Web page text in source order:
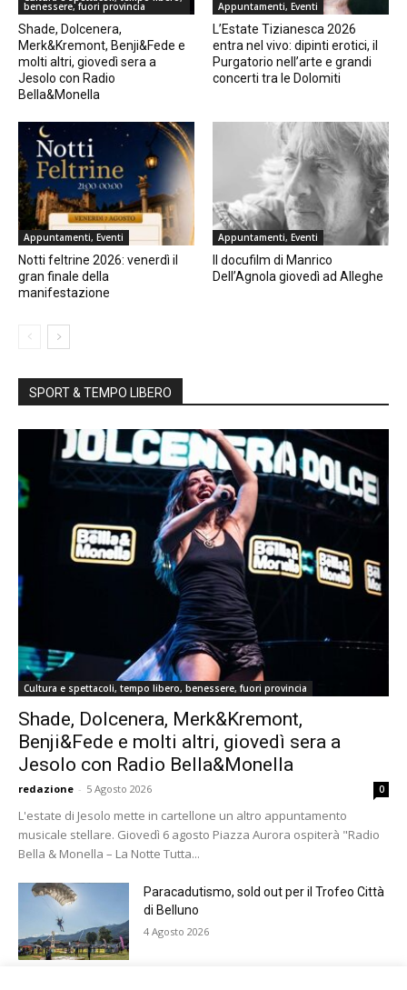
benessere, fuori provincia
Shade, Dolcenera,
Merk&Kremont, Benji&Fede e
molti altri, giovedì sera a
Jesolo con Radio
Bella&Monella
Appuntamenti, Eventi
L’Estate Tizianesca 2026
entra nel vivo: dipinti erotici, il
Purgatorio nell’arte e grandi
concerti tra le Dolomiti
Appuntamenti, Eventi
Notti feltrine 2026: venerdì il
gran finale della
manifestazione
Appuntamenti, Eventi
Il docufilm di Manrico
Dell’Agnola giovedì ad Alleghe
SPORT & TEMPO LIBERO
Cultura e spettacoli, tempo libero, benessere, fuori provincia
Shade, Dolcenera, Merk&Kremont,
Benji&Fede e molti altri, giovedì sera a
Jesolo con Radio Bella&Monella
redazione - 5 Agosto 2026 0
L'estate di Jesolo mette in cartellone un altro appuntamento
musicale stellare. Giovedì 6 agosto Piazza Aurora ospiterà "Radio
Bella & Monella – La Notte Tutta...
Paracadutismo, sold out per il Trofeo Città
di Belluno
4 Agosto 2026